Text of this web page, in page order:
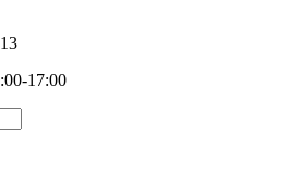
17:00